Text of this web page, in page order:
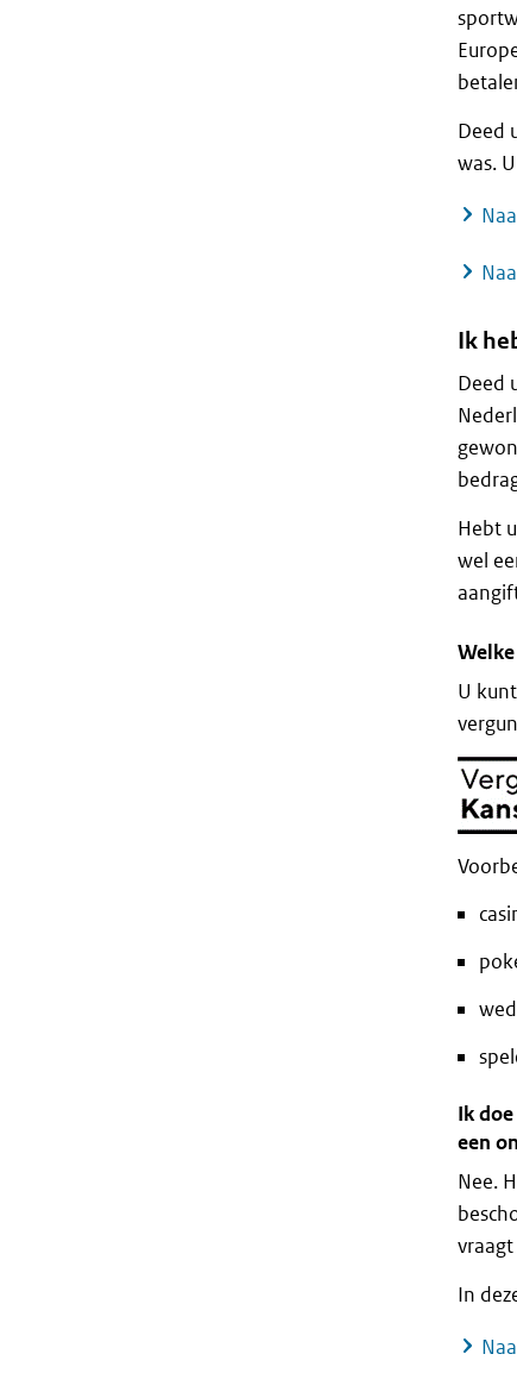
Deed
was.
Ik
Deed
Hebt
wel
U
Ik
een
Nee.
In